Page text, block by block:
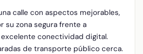
calle con aspectos mejorables,
su zona segura frente a
conectividad digital.
de transporte público cerca.